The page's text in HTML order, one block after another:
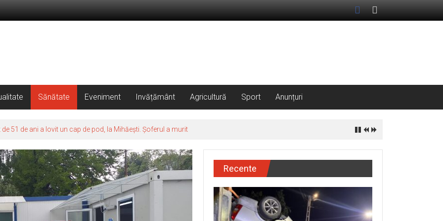
Sănătate Eveniment Invățământ Agricultură Sport Anunțuri
51 de ani a lovit un cap de pod, la Mihăești. Șoferul a murit
Recente